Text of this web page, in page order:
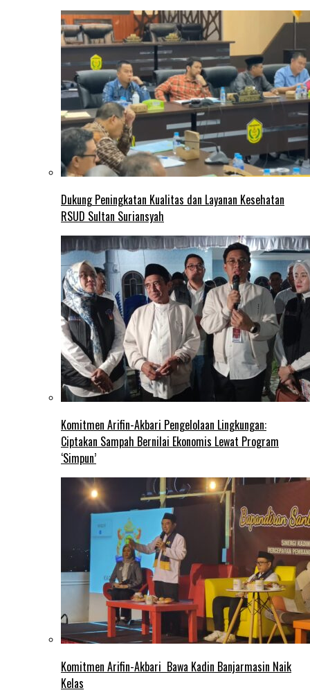
Dukung Peningkatan Kualitas dan Layanan Kesehatan
RSUD Sultan Suriansyah
Komitmen Arifin-Akbari Pengelolaan Lingkungan:
Ciptakan Sampah Bernilai Ekonomis Lewat Program
‘Simpun’
Komitmen Arifin-Akbari Bawa Kadin Banjarmasin Naik
Kelas